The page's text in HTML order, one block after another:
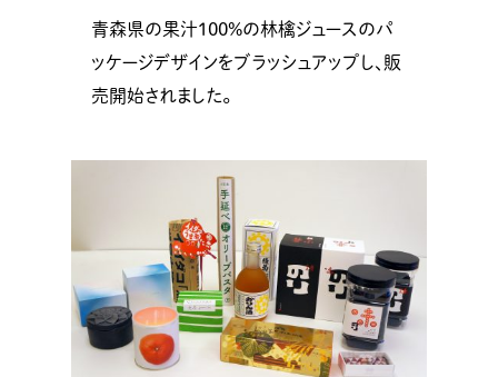
青森県の果汁100%の林檎ジュースのパ
ッケージデザインをブラッシュアップし、販
売開始されました。